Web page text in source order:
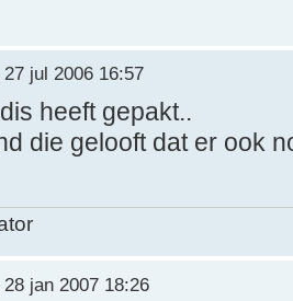
27 jul 2006 16:57
heeft gepakt..
die gelooft dat er ook
28 jan 2007 18:26